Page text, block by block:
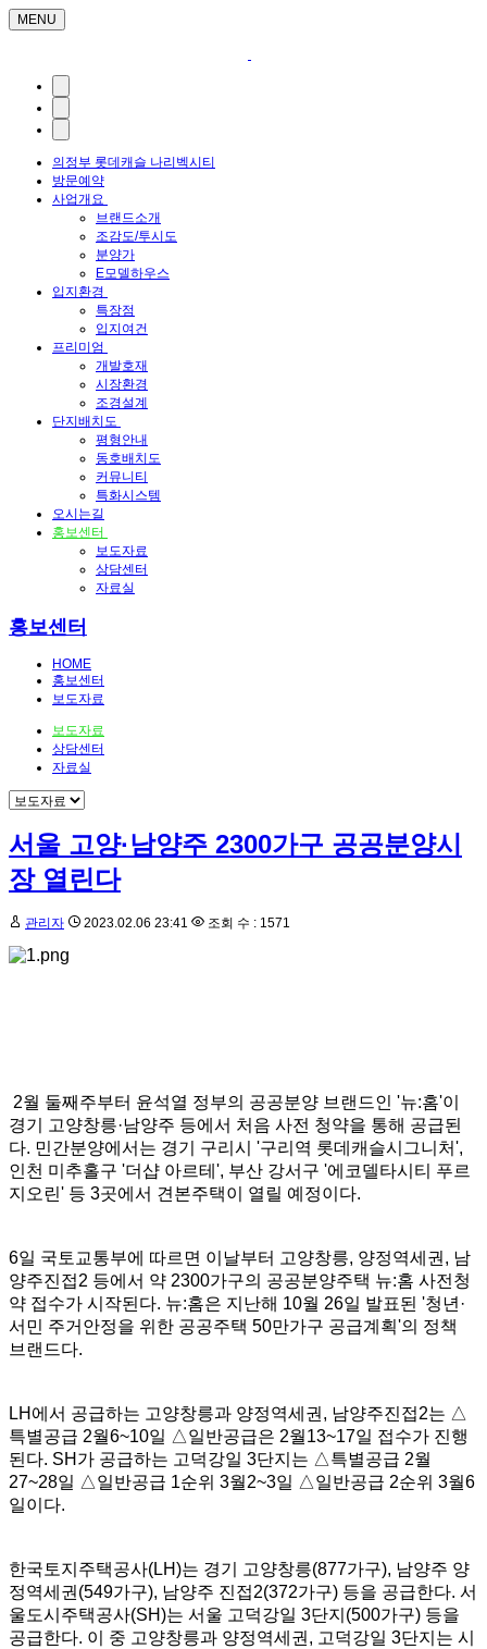
MENU
의정부 롯데캐슬 나리벡시티
방문예약
사업개요
브랜드소개
조감도/투시도
분양가
E모델하우스
입지환경
특장점
입지여건
프리미엄
개발호재
시장환경
조경설계
단지배치도
평형안내
동호배치도
커뮤니티
특화시스템
오시는길
홍보센터
보도자료
상담센터
자료실
홍보센터
HOME
홍보센터
보도자료
보도자료
상담센터
자료실
서울 고양·남양주 2300가구 공공분양시
장 열린다
관리자 2023.02.06 23:41 조회 수 : 1571
2월 둘째주부터 윤석열 정부의 공공분양 브랜드인 '뉴:홈'이
경기 고양창릉·남양주 등에서 처음 사전 청약을 통해 공급된
다. 민간분양에서는 경기 구리시 '구리역 롯데캐슬시그니처',
인천 미추홀구 '더샵 아르테', 부산 강서구 '에코델타시티 푸르
지오린' 등 3곳에서 견본주택이 열릴 예정이다.
6일 국토교통부에 따르면 이날부터 고양창릉, 양정역세권, 남
양주진접2 등에서 약 2300가구의 공공분양주택 뉴:홈 사전청
약 접수가 시작된다. 뉴:홈은 지난해 10월 26일 발표된 '청년·
서민 주거안정을 위한 공공주택 50만가구 공급계획'의 정책
브랜드다.
LH에서 공급하는 고양창릉과 양정역세권, 남양주진접2는 △
특별공급 2월6~10일 △일반공급은 2월13~17일 접수가 진행
된다. SH가 공급하는 고덕강일 3단지는 △특별공급 2월
27~28일 △일반공급 1순위 3월2~3일 △일반공급 2순위 3월6
일이다.
한국토지주택공사(LH)는 경기 고양창릉(877가구), 남양주 양
정역세권(549가구), 남양주 진접2(372가구) 등을 공급한다. 서
울도시주택공사(SH)는 서울 고덕강일 3단지(500가구) 등을
공급한다. 이 중 고양창릉과 양정역세권, 고덕강일 3단지는 시